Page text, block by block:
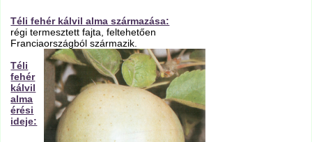
Téli fehér kálvil alma származása:
régi termesztett fajta, feltehetően
Franciaországból származik.
Téli
fehér
kálvil
alma
érési
ideje: